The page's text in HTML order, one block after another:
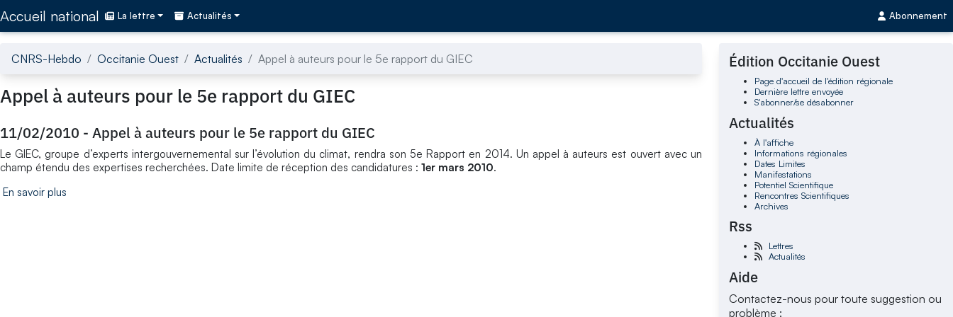
Accueil national La lettre Actualités Abonnement
CNRS-Hebdo Occitanie Ouest Actualités Appel à auteurs pour le 5e rapport du GIEC
Appel à auteurs pour le 5e rapport du GIEC
11/02/2010 - Appel à auteurs pour le 5e rapport du GIEC
Le GIEC, groupe d’experts intergouvernemental sur l’évolution du climat, rendra son 5e Rapport en 2014. Un appel à auteurs est ouvert avec un
champ étendu des expertises recherchées. Date limite de réception des candidatures : 1er mars 2010.
En savoir plus
Édition Occitanie Ouest
Page d'accueil de l'édition régionale
Dernière lettre envoyée
S'abonner/se désabonner
Actualités
À l'affiche
Informations régionales
Dates Limites
Manifestations
Potentiel Scientifique
Rencontres Scientifiques
Archives
Rss
Lettres
Actualités
Aide
Contactez-nous pour toute suggestion ou
problème :